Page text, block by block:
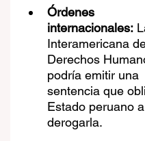
Órdenes
internacionales:
Interamericana
Derechos
podría emitir una
sentencia que
Estado peruano a
derogarla.